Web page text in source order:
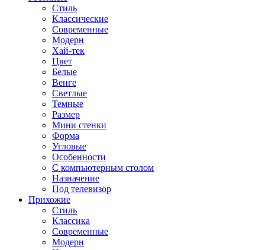
Стиль
Классические
Современные
Модерн
Хай-тек
Цвет
Белые
Венге
Светлые
Темные
Размер
Мини стенки
Форма
Угловые
Особенности
С компьютерным столом
Назначение
Под телевизор
Прихожие
Стиль
Классика
Современные
Модерн